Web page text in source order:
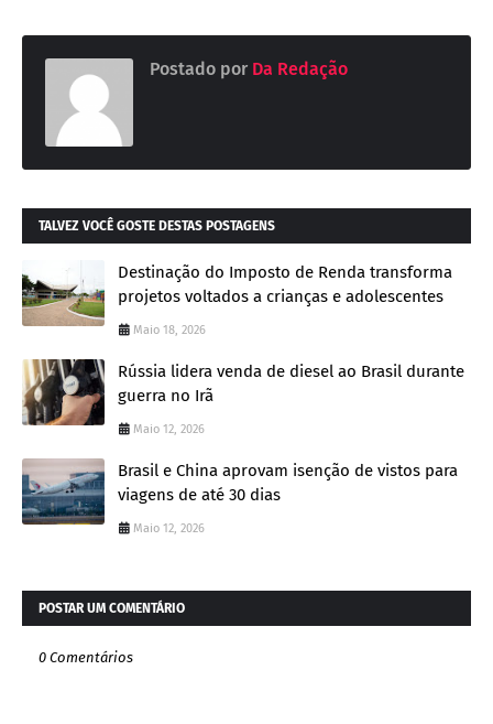
Postado por Da Redação
TALVEZ VOCÊ GOSTE DESTAS POSTAGENS
Destinação do Imposto de Renda transforma
projetos voltados a crianças e adolescentes
Maio 18, 2026
Rússia lidera venda de diesel ao Brasil durante
guerra no Irã
Maio 12, 2026
Brasil e China aprovam isenção de vistos para
viagens de até 30 dias
Maio 12, 2026
POSTAR UM COMENTÁRIO
0 Comentários